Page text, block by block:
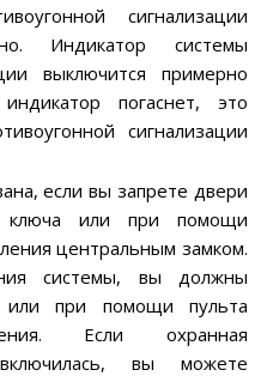
сигнализации
Индикатор системы
выключится примерно
погаснет, это
сигнализации
если вы запрете двери
ключа или при помощи
центральным замком.
системы, вы должны
или при помощи пульта
Если охранная
вы можете